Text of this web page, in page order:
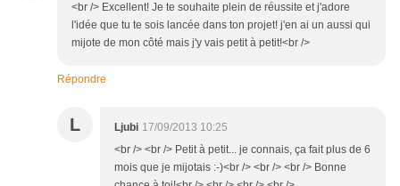
<br /> Excellent! Je te souhaite plein de réussite et j'adore
l'idée que tu te sois lancée dans ton projet! j'en ai un aussi qui
mijote de mon côté mais j'y vais petit à petit!<br />
Répondre
L Ljubi 17/09/2013 10:25
<br /> <br /> Petit à petit... je connais, ça fait plus de 6
mois que je mijotais :-)<br /> <br /> <br /> Bonne